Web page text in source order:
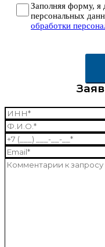
Заполняя форму, я
персональных
обработки